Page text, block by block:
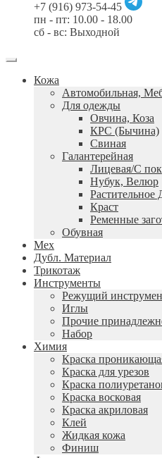
+7 (916) 973-54-45
пн - пт: 10.00 - 18.00
сб - вс: Выходной
Кожа
Автомобильная,
Для одежды
Овчина, Коза
КРС (Бычина)
Свиная
Галантерейная
Лицевая/С
Нубук, Велюр
Растительное
Краст
Ременные
Обувная
Мех
Дубл. Материал
Трикотаж
Инструменты
Режущий
Иглы
Прочие
Набор
Химия
Краска
Краска для урезов
Краска
Краска восковая
Краска акриловая
Клей
Жидкая кожа
Финиш